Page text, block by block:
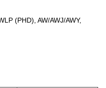
(PHD), AW/AWJ/AWY,